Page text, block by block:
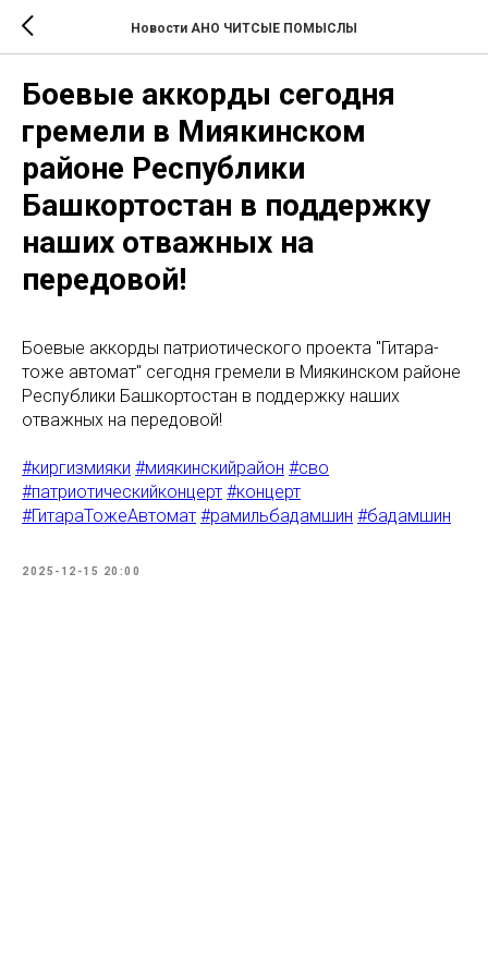
Новости АНО ЧИТСЫЕ ПОМЫСЛЫ
Боевые аккорды сегодня
гремели в Миякинском
районе Республики
Башкортостан в поддержку
наших отважных на
передовой!
Боевые аккорды патриотического проекта "Гитара-
тоже автомат" сегодня гремели в Миякинском районе
Республики Башкортостан в поддержку наших
отважных на передовой!
#киргизмияки #миякинскийрайон #сво
#патриотическийконцерт #концерт
#ГитараТожеАвтомат #рамильбадамшин #бадамшин
2025-12-15 20:00